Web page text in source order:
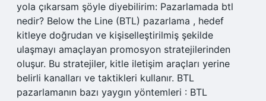
yola çıkarsam şöyle diyebilirim: Pazarlamada btl
nedir? Below the Line (BTL) pazarlama , hedef
kitleye doğrudan ve kişiselleştirilmiş şekilde
ulaşmayı amaçlayan promosyon stratejilerinden
oluşur. Bu stratejiler, kitle iletişim araçları yerine
belirli kanalları ve taktikleri kullanır. BTL
pazarlamanın bazı yaygın yöntemleri : BTL